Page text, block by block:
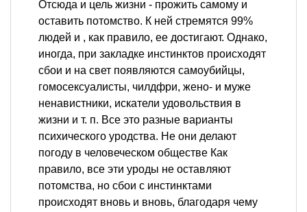
Отсюда и цель жизни - прожить самому и
оставить потомство. К ней стремятся 99%
людей и , как правило, ее достигают. Однако,
иногда, при закладке инстинктов происходят
сбои и на свет появляются самоубийцы,
гомосексуалисты, чилдфри, жено- и муже
ненавистники, искатели удовольствия в
жизни и т. п. Все это разные варианты
психического уродства. Не они делают
погоду в человеческом обществе Как
правило, все эти уроды не оставляют
потомства, но сбои с инстинктами
происходят вновь и вновь, благодаря чему